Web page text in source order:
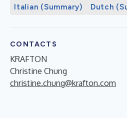
Italian (Summary)
Dutch
CONTACTS
KRAFTON
Christine Chung
christine.chung@krafton.com